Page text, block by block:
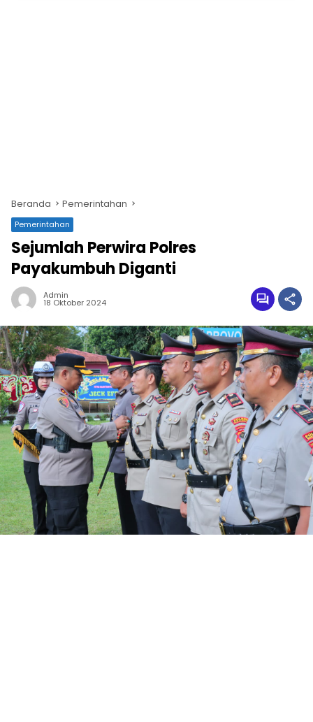
Beranda Pemerintahan
Pemerintahan
Sejumlah Perwira Polres
Payakumbuh Diganti
Admin
18 Oktober 2024